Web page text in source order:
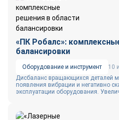
«ПК Робалс»:
балансировки
Оборудование и инструмент
10
Дисбаланс вращающихся деталей
появления вибрации и негативно
эксплуатации оборудования.